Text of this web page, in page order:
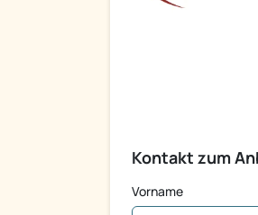
Kontakt zum
Vorname